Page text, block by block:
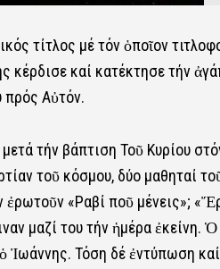
τίτλος μέ τόν ὁποῖον
καί κατέκτησε τήν
πρός Αὐτόν.
τήν βάπτιση Τοῦ Κυρίου
τοῦ κόσμου, δύο μαθηταί
«Ραβί ποῦ μένεις»;
μαζί του τήν ἡμέρα ἐκείνη.
Ἰωάννης. Τόση δέ ἐντύπωση